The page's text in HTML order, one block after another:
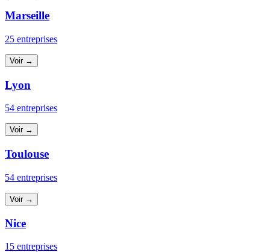
Marseille
25 entreprises
Voir →
Lyon
54 entreprises
Voir →
Toulouse
54 entreprises
Voir →
Nice
15 entreprises